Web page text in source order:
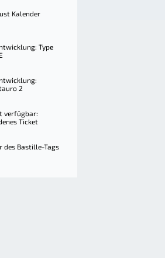
Kalender
Type
2
verfügbar:
Ticket
des Bastille-Tags